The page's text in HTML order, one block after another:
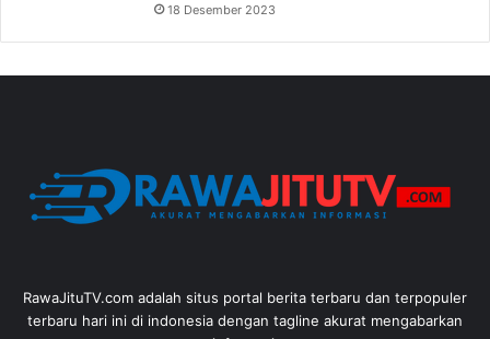
18 Desember 2023
RawaJituTV.com adalah situs portal berita terbaru dan terpopuler
terbaru hari ini di indonesia dengan tagline akurat mengabarkan